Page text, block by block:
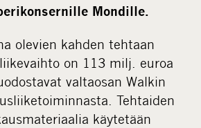
Mondille.
olevien kahden tehtaan
on 113 milj. euroa
valtaosan Walkin
Tehtaiden
käytetään